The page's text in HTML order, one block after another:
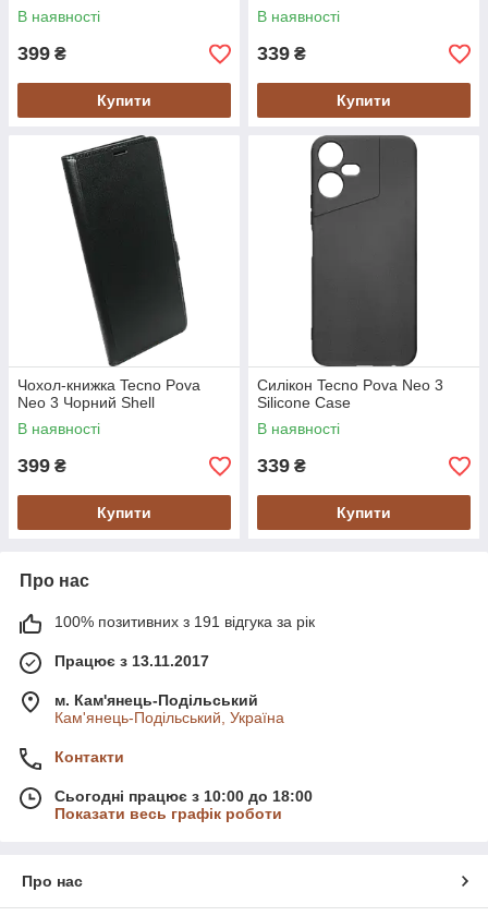
В наявності
399 ₴
Купити
В наявності
339 ₴
Купити
Чохол-книжка Tecno Pova
Neo 3 Чорний Shell
В наявності
399 ₴
Купити
Силікон Tecno Pova Neo 3
Silicone Case
В наявності
339 ₴
Купити
Про нас
100% позитивних з 191 відгука за рік
Працює з 13.11.2017
м. Кам'янець-Подільський
Кам'янець-Подільський, Україна
Контакти
Сьогодні працює з 10:00 до 18:00
Показати весь графік роботи
Про нас